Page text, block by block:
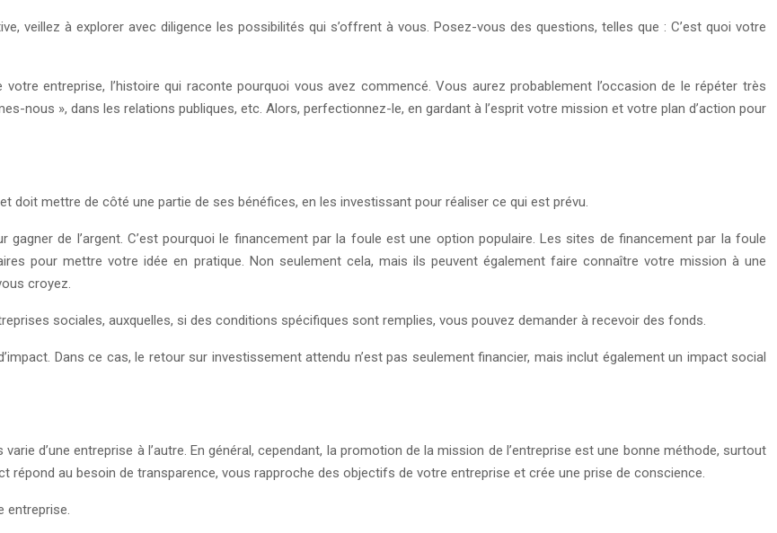
veillez à explorer avec diligence les possibilités qui s’offrent à vous. Posez-vous des questions, telles que : C’est quoi votre
entreprise, l’histoire qui raconte pourquoi vous avez commencé. Vous aurez probablement l’occasion de le répéter très
nous », dans les relations publiques, etc. Alors, perfectionnez-le, en gardant à l’esprit votre mission et votre plan d’action pour
doit mettre de côté une partie de ses bénéfices, en les investissant pour réaliser ce qui est prévu.
de l’argent. C’est pourquoi le financement par la foule est une option populaire. Les sites de financement par la foule
pour mettre votre idée en pratique. Non seulement cela, mais ils peuvent également faire connaître votre mission à une
croyez.
sociales, auxquelles, si des conditions spécifiques sont remplies, vous pouvez demander à recevoir des fonds.
Dans ce cas, le retour sur investissement attendu n’est pas seulement financier, mais inclut également un impact social
d’une entreprise à l’autre. En général, cependant, la promotion de la mission de l’entreprise est une bonne méthode, surtout
répond au besoin de transparence, vous rapproche des objectifs de votre entreprise et crée une prise de conscience.
entreprise.